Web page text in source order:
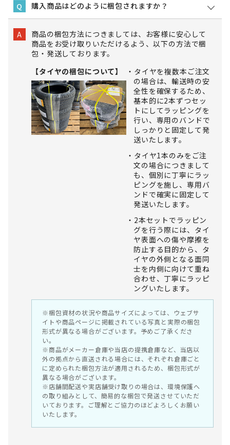
Q 購入商品はどのように梱包されますか？
A
商品の梱包方法につきましては、お客様に安心して
商品をお受け取りいただけるよう、以下の方法で梱
包・発送しております。
【タイヤの梱包について】
タイヤを複数本ご注文
の場合は、輸送時の安
全性を確保するため、
基本的に2本ずつセッ
トにしてラッピングを
行い、専用のバンドで
しっかりと固定して発
送いたします。
タイヤ1本のみをご注
文の場合につきまして
も、個別に丁寧にラッ
ピングを施し、専用バ
ンドで確実に固定して
発送いたします。
2本セットでラッピン
グを行う際には、タイ
ヤ表面への傷や摩擦を
防止する目的から、タ
イヤの外側となる面同
士を内側に向けて重ね
合わせ、丁寧にラッピ
ングいたします。
※梱包資材の状況や商品サイズによっては、ウェブサ
イトや商品ページに掲載されている写真と実際の梱包
形式が異なる場合がございます。予めご了承くださ
い。
※商品がメーカー倉庫や当店の提携倉庫など、当店以
外の拠点から直送される場合には、それぞれ倉庫ごと
に定められた梱包方法が適用されるため、梱包形式が
異なる場合がございます。
※店舗間配送や実店舗受け取りの場合は、環境保護へ
の取り組みとして、簡易的な梱包で発送させていただ
いております。ご理解とご協力のほどよろしくお願い
いたします。